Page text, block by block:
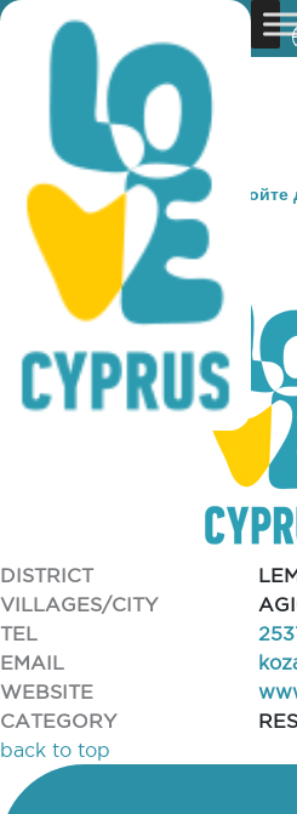
You are here: Home »Откройте
Gastronomy
» PIZZA MIA
PIZZA MIA
DISTRICT
VILLAGES/CITY
TEL
EMAIL
WEBSITE
CATEGORY
back to top